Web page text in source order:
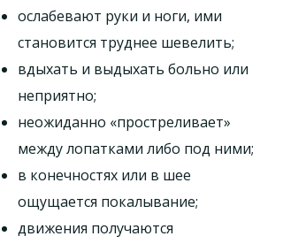
ослабевают руки и ноги, ими
становится труднее шевелить;
вдыхать и выдыхать больно или
неприятно;
неожиданно «простреливает»
между лопатками либо под ними;
в конечностях или в шее
ощущается покалывание;
движения получаются